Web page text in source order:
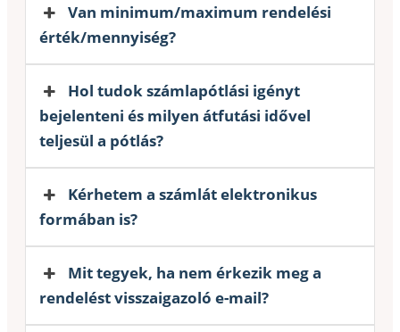
Van minimum/maximum rendelési
érték/mennyiség?
Hol tudok számlapótlási igényt
bejelenteni és milyen átfutási idővel
teljesül a pótlás?
Kérhetem a számlát elektronikus
formában is?
Mit tegyek, ha nem érkezik meg a
rendelést visszaigazoló e-mail?